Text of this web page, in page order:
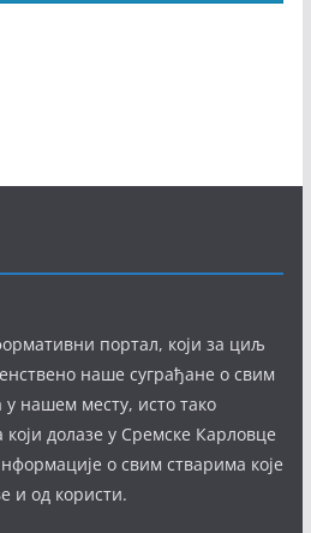
портал, који за циљ
наше суграђане о свим
нашем месту, исто тако
долазе у Сремске Карловце
о свим стварима које
и од користи.